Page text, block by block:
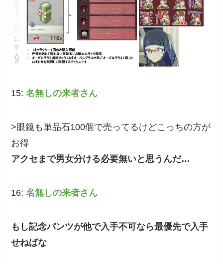
15:名無しの来者さん
>眼鏡も単品石100個で売ってるけどこっちの方が
お得
アクセまで男女分ける必要無いと思うんだ…
16:名無しの来者さん
もし記念パンツが他で入手不可なら最優先で入手
せねばな